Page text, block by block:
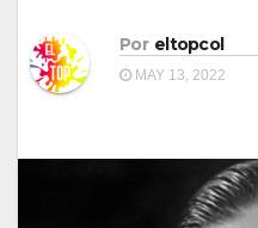
Por eltopcol
MAY 13, 2022